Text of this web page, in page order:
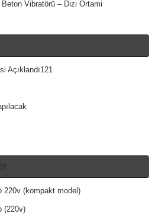
Beton Vibratörü – Dizi Ortami
Açıklandı121
220v (kompakt model)
(220v)